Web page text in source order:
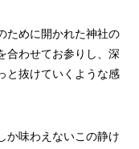
ために開かれた神社の
合わせてお参りし、深
と抜けていくような感
か味わえないこの静け